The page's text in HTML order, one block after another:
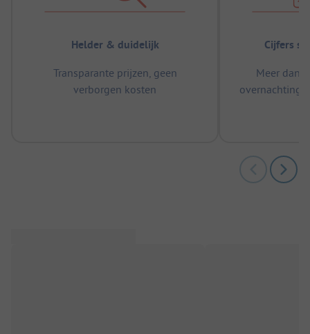
Helder & duidelijk
Transparante prijzen, geen
verborgen kosten
Cijfers
Meer dan